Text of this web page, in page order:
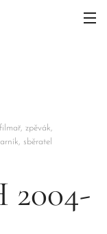
zpěvák,
sběratel